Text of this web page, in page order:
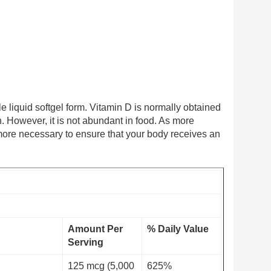
liquid softgel form. Vitamin D is normally obtained
However, it is not abundant in food. As more
necessary to ensure that your body receives an
Amount Per
Serving
% Daily Value
125 mcg (5,000 625%